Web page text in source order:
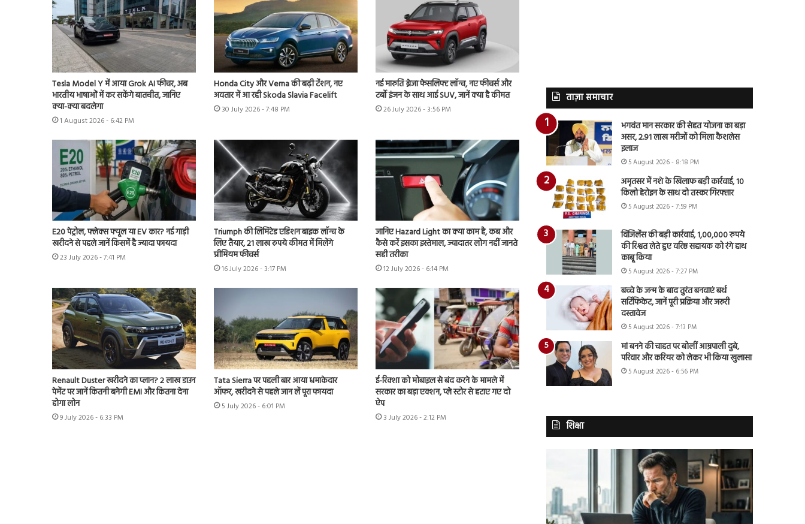
Tesla Model Y में आया Grok AI फीचर, अब
भारतीय भाषाओं में कर सकेंगे बातचीत, जानिए
क्या-क्या बदलेगा
1 August 2026 - 6:42 PM
Honda City और Verna की बढ़ी टेंशन, नए
अवतार में आ रही Skoda Slavia Facelift
30 July 2026 - 7:48 PM
नई मारुति ब्रेजा फेसलिफ्ट लॉन्च, नए फीचर्स और
टर्बो इंजन के साथ आई SUV, जानें क्या है कीमत
26 July 2026 - 3:56 PM
E20 पेट्रोल, फ्लेक्स फ्यूल या EV कार? नई गाड़ी
खरीदने से पहले जानें किसमें है ज्यादा फायदा
23 July 2026 - 7:41 PM
Triumph की लिमिटेड एडिशन बाइक लॉन्च के
लिए तैयार, 21 लाख रुपये कीमत में मिलेंगे
प्रीमियम फीचर्स
16 July 2026 - 3:17 PM
जानिए Hazard Light का क्या काम है, कब और
कैसे करें इसका इस्तेमाल, ज्यादातर लोग नहीं जानते
सही तरीका
12 July 2026 - 6:14 PM
Renault Duster खरीदने का प्लान? 2 लाख डाउन
पेमेंट पर जानें कितनी बनेगी EMI और कितना देना
होगा लोन
9 July 2026 - 6:33 PM
Tata Sierra पर पहली बार आया धमाकेदार
ऑफर, खरीदने से पहले जान लें पूरा फायदा
5 July 2026 - 6:01 PM
ई-रिक्शा को मोबाइल से बंद करने के मामले में
सरकार का बड़ा एक्शन, प्ले स्टोर से हटाए गए दो
ऐप
3 July 2026 - 2:12 PM
ताज़ा समाचार
भगवंत मान सरकार की सेहत योजना का बड़ा
असर, 2.91 लाख मरीजों को मिला कैशलेस
इलाज
5 August 2026 - 8:18 PM
अमृतसर में नशे के खिलाफ बड़ी कार्रवाई, 10
किलो हेरोइन के साथ दो तस्कर गिरफ्तार
5 August 2026 - 7:59 PM
विजिलेंस की बड़ी कार्रवाई, 1,00,000 रुपये
की रिश्वत लेते हुए वरिष्ठ सहायक को रंगे हाथ
काबू किया
5 August 2026 - 7:27 PM
बच्चे के जन्म के बाद तुरंत बनवाएं बर्थ
सर्टिफिकेट, जानें पूरी प्रक्रिया और जरूरी
दस्तावेज
5 August 2026 - 7:13 PM
मां बनने की चाहत पर बोलीं आम्रपाली दुबे,
परिवार और करियर को लेकर भी किया खुलासा
5 August 2026 - 6:56 PM
शिक्षा